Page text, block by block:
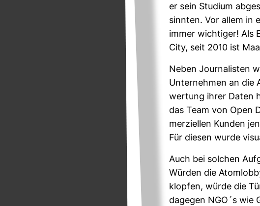
er sein Stu­dium
sinnten. Vor allem in
immer wich­tiger! Als
City, seit 2010 ist
Neben Jour­na­listen
Unter­nehmen an die
wer­tung ihrer Daten
das Team von Open
mer­zi­ellen Kunden
Für diesen wurde
Auch bei sol­chen
Würden die
klopfen, würde die
dagegen NGO´s wie